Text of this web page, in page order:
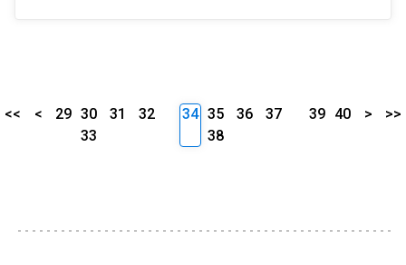
<< < 29 30 31
32
33
34 35 36
37
38
39 40 > >>